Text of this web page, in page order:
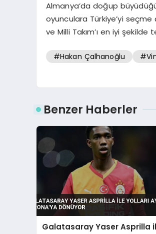
Almanya’da doğup
oyunculara Türkiye’yi seçme
ve Milli Takım’ı en iyi
#Hakan Çalhanoğlu
Benzer Haberler
Galatasaray Yaser Asprilla